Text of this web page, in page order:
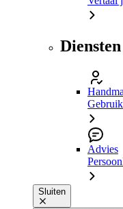
Diensten
Advies
Sluiten